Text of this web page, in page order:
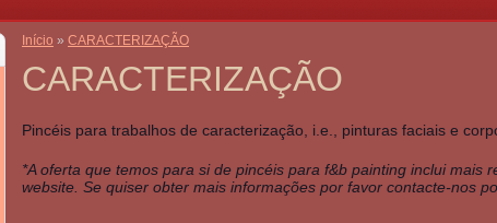
Início » CARACTERIZAÇÃO
CARACTERIZAÇÃO
Pincéis para trabalhos de caracterização, i.e., pinturas faciais e
*A oferta que temos para si de pincéis para f&b painting inclui mais
website. Se quiser obter mais informações por favor contacte-nos